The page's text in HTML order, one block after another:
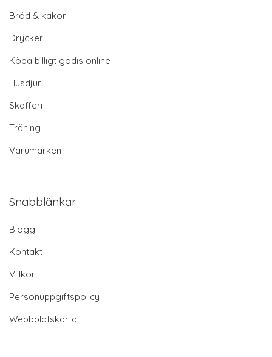
Bröd & kakor
Drycker
Köpa billigt godis online
Husdjur
Skafferi
Träning
Varumärken
Snabblänkar
Blogg
Kontakt
Villkor
Personuppgiftspolicy
Webbplatskarta